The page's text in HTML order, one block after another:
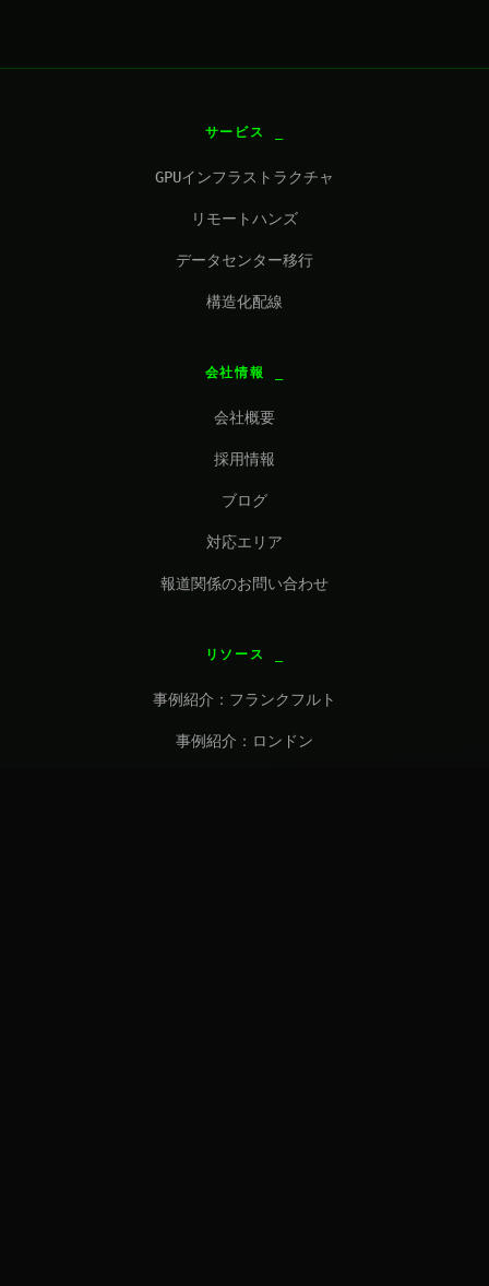
サービス
GPUインフラストラクチャ
リモートハンズ
データセンター移行
構造化配線
会社情報
会社概要
採用情報
ブログ
対応エリア
報道関係のお問い合わせ
リソース
事例紹介：フランクフルト
事例紹介：ロンドン